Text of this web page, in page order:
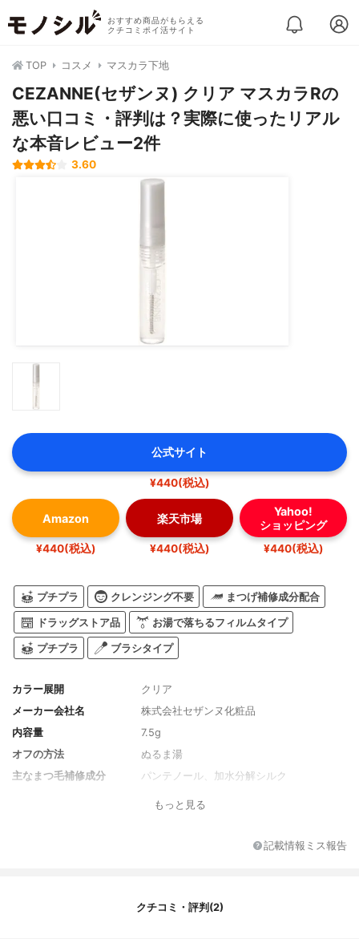
おすすめ商品がもらえる
クチコミポイ活サイト
TOP コスメ マスカラ下地
CEZANNE(セザンヌ) クリア マスカラRの
悪い口コミ・評判は？実際に使ったリアル
な本音レビュー2件
3.60
公式サイト
¥440(税込)
Amazon
¥440(税込)
楽天市場
¥440(税込)
Yahoo!
ショッピング
¥440(税込)
プチプラ クレンジング不要 まつげ補修成分配合
ドラッグストア品 お湯で落ちるフィルムタイプ
プチプラ ブラシタイプ
カラー展開
クリア
メーカー会社名
株式会社セザンヌ化粧品
内容量
7.5g
オフの方法
ぬるま湯
主なまつ毛補修成分
パンテノール、加水分解シルク
もっと見る
記載情報ミス報告
クチコミ・評判(2)